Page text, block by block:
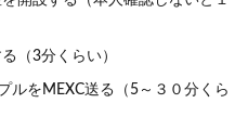
（3分くらい）
ルをMEXC送る（5～３０分くら